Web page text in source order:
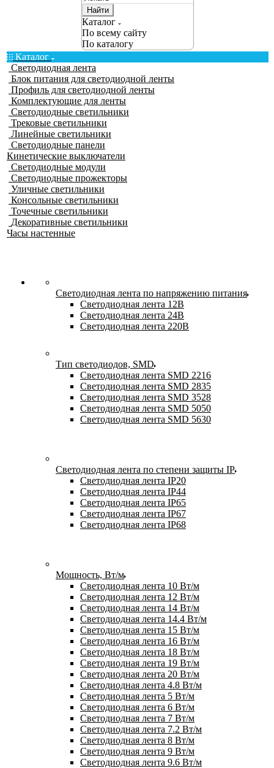
Найти
Каталог
По всему сайту
По каталогу
Каталог
Светодиодная лента
Блок питания для светодиодной ленты
Профиль для светодиодной ленты
Комплектующие для ленты
Светодиодные светильники
Трековые светильники
Линейные светильники
Светодиодные панели
Кинетические выключатели
Светодиодные модули
Светодиодные прожекторы
Уличные светильники
Консольные светильники
Точечные светильники
Декоративные светильники
Часы настенные
Светодиодная лента по напряжению питания
Светодиодная лента 12В
Светодиодная лента 24В
Светодиодная лента 220В
Тип светодиодов, SMD
Cветодиодная лента SMD 2216
Светодиодная лента SMD 2835
Светодиодная лента SMD 3528
Светодиодная лента SMD 5050
Светодиодная лента SMD 5630
Светодиодная лента по степени защиты IP
Светодиодная лента IP20
Светодиодная лента IP44
Светодиодная лента IP65
Светодиодная лента IP67
Светодиодная лента IP68
Мощность, Вт/м
Светодиодная лента 10 Вт/м
Светодиодная лента 12 Вт/м
Светодиодная лента 14 Вт/м
Светодиодная лента 14.4 Вт/м
Светодиодная лента 15 Вт/м
Светодиодная лента 16 Вт/м
Светодиодная лента 18 Вт/м
Светодиодная лента 19 Вт/м
Светодиодная лента 20 Вт/м
Светодиодная лента 4.8 Вт/м
Светодиодная лента 5 Вт/м
Светодиодная лента 6 Вт/м
Светодиодная лента 7 Вт/м
Светодиодная лента 7.2 Вт/м
Светодиодная лента 8 Вт/м
Светодиодная лента 9 Вт/м
Светодиодная лента 9.6 Вт/м